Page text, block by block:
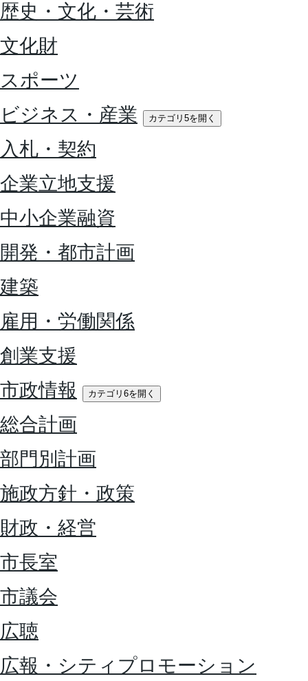
歴史・文化・芸術
文化財
スポーツ
ビジネス・産業
カテゴリ5を開く
入札・契約
企業立地支援
中小企業融資
開発・都市計画
建築
雇用・労働関係
創業支援
市政情報
カテゴリ6を開く
総合計画
部門別計画
施政方針・政策
財政・経営
市長室
市議会
広聴
広報・シティプロモーション